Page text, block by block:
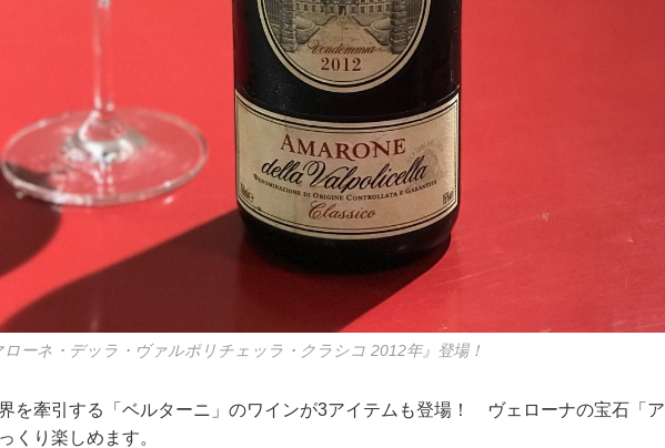
ーネ・デッラ・ヴァルポリチェッラ・クラシコ 2012年』登場！
を牽引する「ベルターニ」のワインが3アイテムも登場！ ヴェローナの宝石「ア
くり楽しめます。